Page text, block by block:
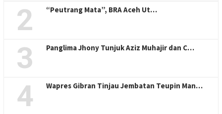
2 “Peutrang Mata”, BRA Aceh Ut…
3 Panglima Jhony Tunjuk Aziz Muhajir dan C…
4 Wapres Gibran Tinjau Jembatan Teupin Man…